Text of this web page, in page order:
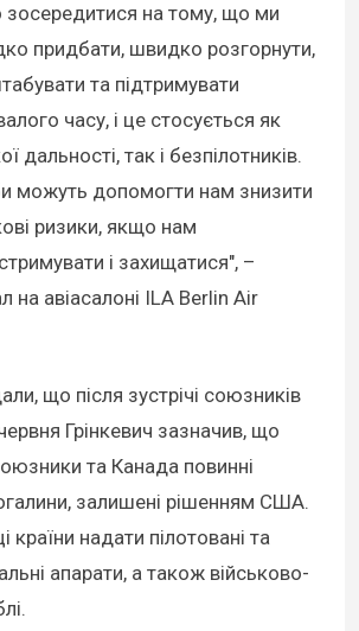
зосередитися на тому, що ми
придбати, швидко розгорнути,
та підтримувати
часу, і це стосується як
дальності, так і безпілотників.
можуть допомогти нам знизити
ризики, якщо нам
і захищатися", –
на авіасалоні ILA Berlin Air
що після зустрічі союзників
Грінкевич зазначив, що
та Канада повинні
залишені рішенням США.
країни надати пілотовані та
апарати, а також військово-